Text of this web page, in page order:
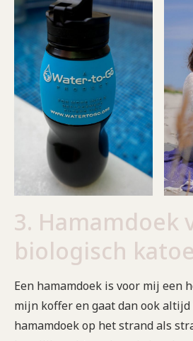
3. Hamamdoek
biologisch
Een hamamdoek is voor mij een
mijn koffer en gaat dan ook
hamamdoek op het strand als